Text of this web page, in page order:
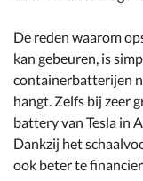
De reden waarom
kan gebeuren, is
containerbatterijen
hangt. Zelfs bij zeer
battery van Tesla in
Dankzij het
ook beter te